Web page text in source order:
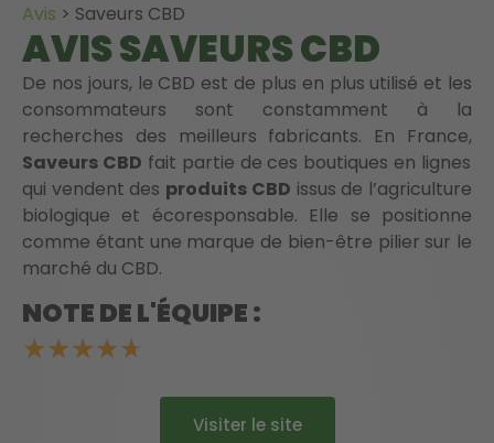
Avis > Saveurs CBD
AVIS SAVEURS CBD
De nos jours, le CBD est de plus en plus utilisé et les
consommateurs sont constamment à la
recherches des meilleurs fabricants. En France,
Saveurs CBD fait partie de ces boutiques en lignes
qui vendent des produits CBD issus de l’agriculture
biologique et écoresponsable. Elle se positionne
comme étant une marque de bien-être pilier sur le
marché du CBD.
NOTE DE L'ÉQUIPE :
★★★★★
Visiter le site